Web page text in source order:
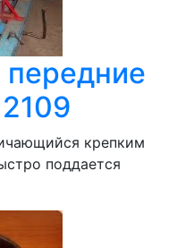
передние
крепким
поддается